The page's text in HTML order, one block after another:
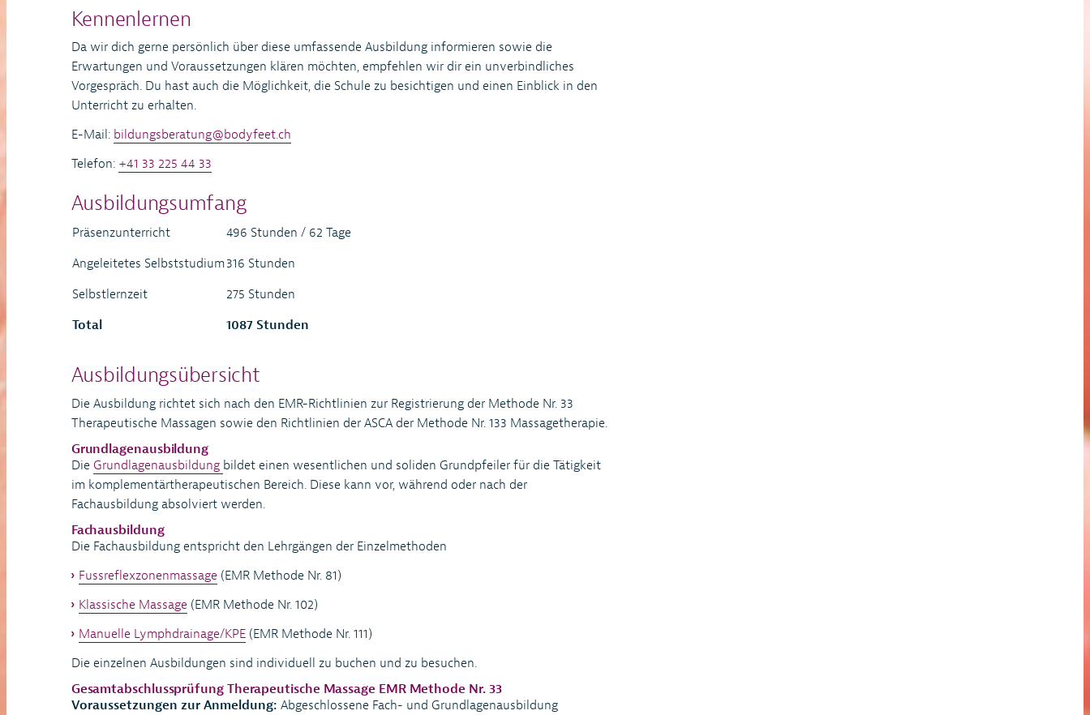
Kennenlernen
Da wir dich gerne persönlich über diese umfassende Ausbildung informieren sowie die
Erwartungen und Voraussetzungen klären möchten, empfehlen wir dir ein unverbindliches
Vorgespräch. Du hast auch die Möglichkeit, die Schule zu besichtigen und einen Einblick in den
Unterricht zu erhalten.
E-Mail: bildungsberatung@bodyfeet.ch
Telefon: +41 33 225 44 33
Ausbildungsumfang
Präsenzunterricht
496 Stunden / 62 Tage
Angeleitetes Selbststudium316 Stunden
Selbstlernzeit
275 Stunden
Total
1087 Stunden
Ausbildungsübersicht
Die Ausbildung richtet sich nach den EMR-Richtlinien zur Registrierung der Methode Nr. 33
Therapeutische Massagen sowie den Richtlinien der ASCA der Methode Nr. 133 Massagetherapie.
Grundlagenausbildung
Die Grundlagenausbildung bildet einen wesentlichen und soliden Grundpfeiler für die Tätigkeit
im komplementärtherapeutischen Bereich. Diese kann vor, während oder nach der
Fachausbildung absolviert werden.
Fachausbildung
Die Fachausbildung entspricht den Lehrgängen der Einzelmethoden
Fussreflexzonenmassage (EMR Methode Nr. 81)
Klassische Massage (EMR Methode Nr. 102)
Manuelle Lymphdrainage/KPE (EMR Methode Nr. 111)
Die einzelnen Ausbildungen sind individuell zu buchen und zu besuchen.
Gesamtabschlussprüfung Therapeutische Massage EMR Methode Nr. 33
Voraussetzungen zur Anmeldung: Abgeschlossene Fach- und Grundlagenausbildung